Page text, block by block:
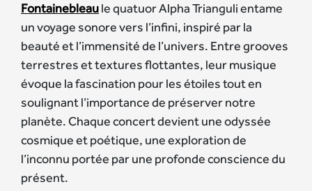
Fontainebleaule quatuor Alpha Trianguli entame
un voyage sonore vers l’infini, inspiré par la
beauté et l’immensité de l’univers. Entre grooves
terrestres et textures flottantes, leur musique
évoque la fascination pour les étoiles tout en
soulignant l’importance de préserver notre
planète. Chaque concert devient une odyssée
cosmique et poétique, une exploration de
l’inconnu portée par une profonde conscience du
présent.